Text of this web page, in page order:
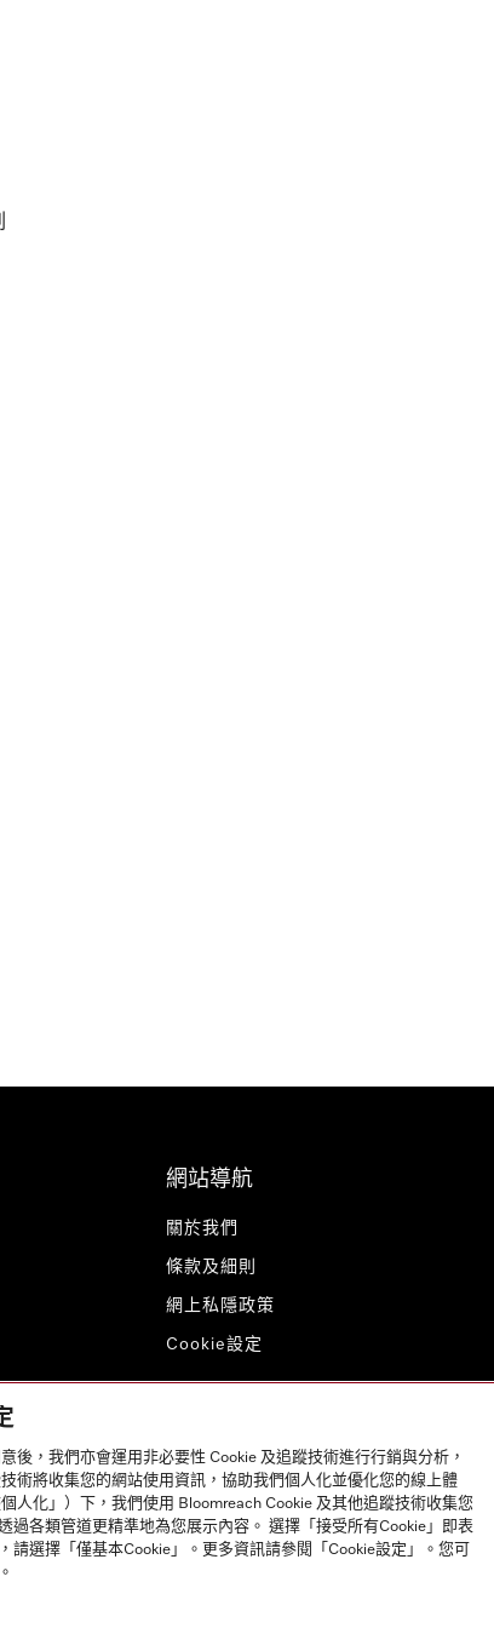
網站導航
關於我們
條款及細則
網上私隱政策
Cookie設定
後，我們亦會運用非必要性 Cookie 及追蹤技術進行行銷與分析，
術將收集您的網站使用資訊，協助我們個人化並優化您的線上體
人化」）下，我們使用 Bloomreach Cookie 及其他追蹤技術收集您
過各類管道更精準地為您展示內容。 選擇「接受所有Cookie」即表
選擇「僅基本Cookie」。更多資訊請參閱「Cookie設定」。您可